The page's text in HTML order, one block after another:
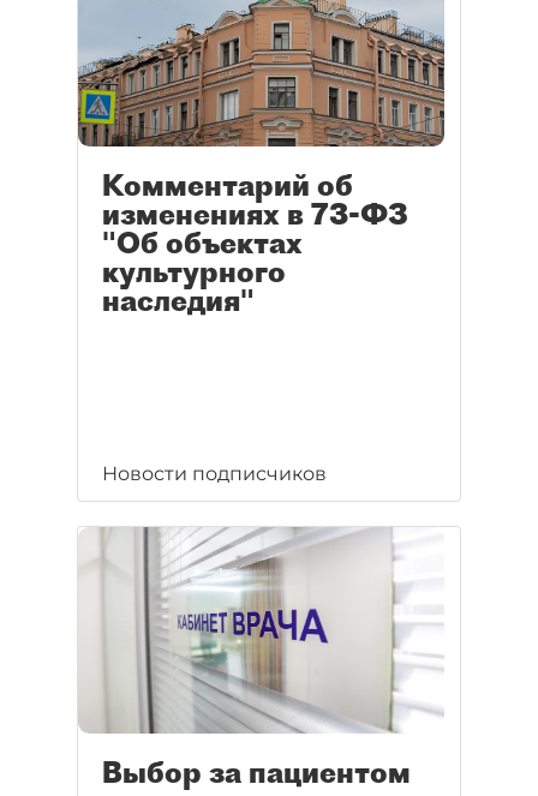
Комментарий об
изменениях в 73-ФЗ
"Об объектах
культурного
наследия"
Новости подписчиков
Выбор за пациентом